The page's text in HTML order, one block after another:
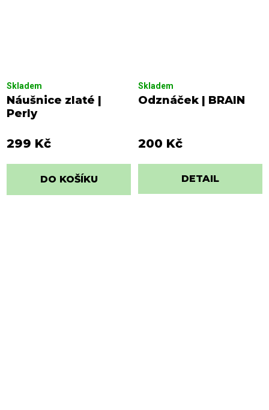
Náušnice zlaté |
Perly
Skladem
299 Kč
DO KOŠÍKU
Odznáček | BRAIN
Skladem
200 Kč
DETAIL